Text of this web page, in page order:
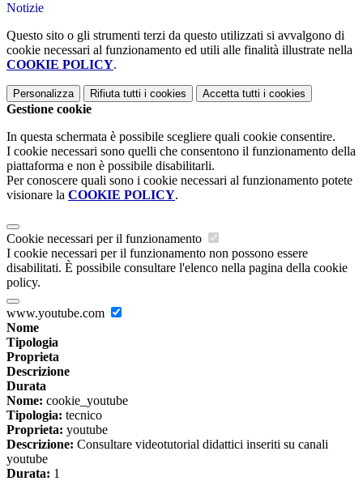
Notizie
Questo sito o gli strumenti terzi da questo utilizzati si avvalgono di
cookie necessari al funzionamento ed utili alle finalità illustrate nella
COOKIE POLICY.
Personalizza Rifiuta tutti i cookies Accetta tutti i cookies
Gestione cookie
In questa schermata è possibile scegliere quali cookie consentire.
I cookie necessari sono quelli che consentono il funzionamento della
piattaforma e non è possibile disabilitarli.
Per conoscere quali sono i cookie necessari al funzionamento potete
visionare la COOKIE POLICY.
Cookie necessari per il funzionamento
I cookie necessari per il funzionamento non possono essere
disabilitati. È possibile consultare l'elenco nella pagina della cookie
policy.
www.youtube.com
Nome
Tipologia
Proprieta
Descrizione
Durata
Nome: cookie_youtube
Tipologia: tecnico
Proprieta: youtube
Descrizione: Consultare videotutorial didattici inseriti su canali
youtube
Durata: 1